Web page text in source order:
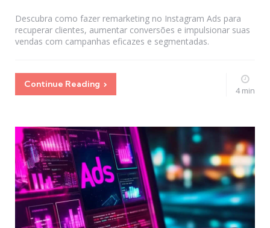
Descubra como fazer remarketing no Instagram Ads para
recuperar clientes, aumentar conversões e impulsionar suas
vendas com campanhas eficazes e segmentadas.
Continue Reading
4 min